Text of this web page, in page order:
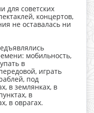
для советских
концертов,
не оставалась ни
мобильность,
в
играть
под
в землянках, в
в
в оврагах.